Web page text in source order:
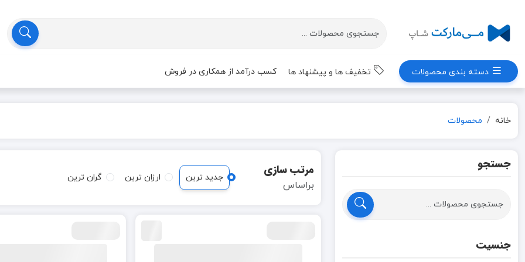
دسته بندی محصولات تخفیف ها و پیشنهاد ها کسب درآمد از همکاری در فروش
خانه محصولات
جستجو
جنسیت
مرتب سازی
براساس
جدید ترین ارزان ترین گران ترین